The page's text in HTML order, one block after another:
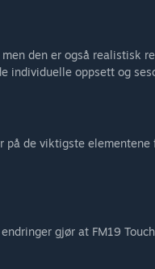
den er også realistisk
individuelle oppsett og
de viktigste
gjør at FM19